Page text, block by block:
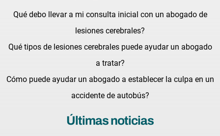
Qué debo llevar a mi consulta inicial con un abogado de
lesiones cerebrales?
Qué tipos de lesiones cerebrales puede ayudar un abogado
a tratar?
Cómo puede ayudar un abogado a establecer la culpa en un
accidente de autobús?
Últimas noticias